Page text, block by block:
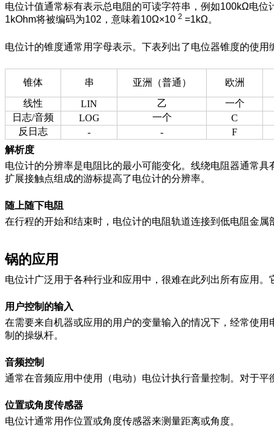
电位计值通常标有表示总电阻的可读字符串，例如100kΩ电位
1kOhm将被编码为102，意味着10Ω×10 2 =1kΩ。
电位计的锥度通常用字母表示。 下表列出了电位器锥度的使用
锥体 串 亚洲（普通）
欧洲
线性
LIN 乙
一个
日志/音频
LOG 一个
C
反日志
- -
F
解析度
电位计的分辨率是电阻比的最小可能变化。 线绕电阻器通常具
扩展接触点组成的游标提高了电位计的分辨率。
随上随下电阻
在行程的开始和结束时，电位计的电阻轨道连接到低电阻金
锅的应用
电位计广泛用于各种行业和应用中，很难在此列出所有应用。
用户控制的输入
在需要来自机器或应用的用户的变量输入的情况下，经常使用
制的操纵杆。
音频控制
通常在音频应用中使用（电动）电位计执行音量控制。 对于平
位置或角度传感器
电位计通常用作位置或角度传感器来测量距离或角度。